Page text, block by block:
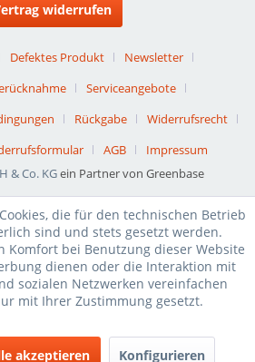
widerrufen
Defektes Produkt
Newsletter
Serviceangebote
Rückgabe
Widerrufsrecht
AGB
Impressum
& Co. KGein Partner von Greenbase
die für den technischen Betrieb
sind und stets gesetzt werden.
Komfort bei Benutzung dieser Website
dienen oder die Interaktion mit
sozialen Netzwerken vereinfachen
mit Ihrer Zustimmung gesetzt.
akzeptieren Konfigurieren